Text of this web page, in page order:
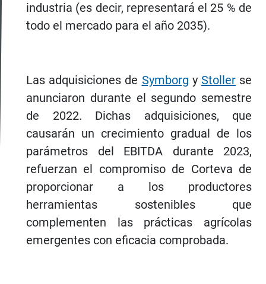
industria (es decir, representará el 25 % de
todo el mercado para el año 2035).
Las adquisiciones de Symborg y Stollerse
anunciaron durante el segundo semestre
de 2022. Dichas adquisiciones, que
causarán un crecimiento gradual de los
parámetros del EBITDA durante 2023,
refuerzan el compromiso de Corteva de
proporcionar a los productores
herramientas sostenibles que
complementen las prácticas agrícolas
emergentes con eficacia comprobada.